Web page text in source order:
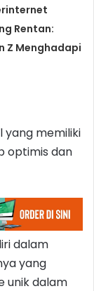
Rentan:
Z Menghadapi
yang memiliki
optimis dan
dalam
yang
unik dalam